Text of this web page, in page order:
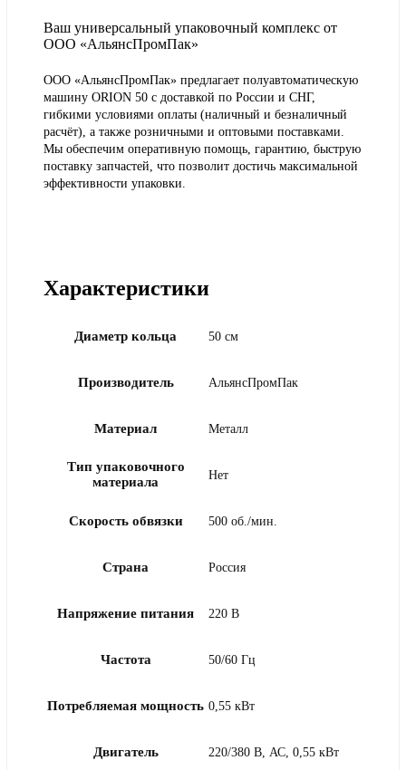
Ваш универсальный упаковочный комплекс от
ООО «АльянсПромПак»
ООО «АльянсПромПак» предлагает полуавтоматическую
машину ORION 50 с доставкой по России и СНГ,
гибкими условиями оплаты (наличный и безналичный
расчёт), а также розничными и оптовыми поставками.
Мы обеспечим оперативную помощь, гарантию, быструю
поставку запчастей, что позволит достичь максимальной
эффективности упаковки.
Характеристики
Диаметр кольца 50 см
Производитель АльянсПромПак
Материал Металл
Тип упаковочного
материала
Нет
Скорость обвязки 500 об./мин.
Страна Россия
Напряжение питания 220 В
Частота 50/60 Гц
Потребляемая мощность 0,55 кВт
Двигатель 220/380 В, АС, 0,55 кВт